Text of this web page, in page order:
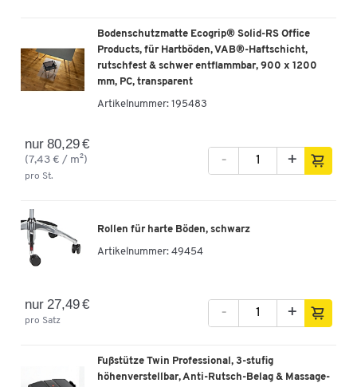
Bodenschutzmatte Ecogrip® Solid-RS Office
Products, für Hartböden, VAB®-Haftschicht,
rutschfest & schwer entflammbar, 900 x 1200
mm, PC, transparent
Artikelnummer: 195483
nur 80,29 €
(7,43 € / m²)
pro St.
- +
Rollen für harte Böden, schwarz
Artikelnummer: 49454
nur 27,49 €
pro Satz
- +
Fußstütze Twin Professional, 3-stufig
höhenverstellbar, Anti-Rutsch-Belag & Massage-